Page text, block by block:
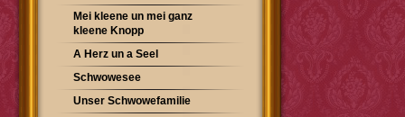
Mei kleene un mei ganz
kleene Knopp
A Herz un a Seel
Schwowesee
Unser Schwowefamilie